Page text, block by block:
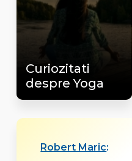
Curiozitati
despre Yoga
Robert Maric: